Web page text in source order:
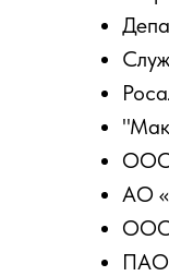
ООО
АО
ООО
ПАО